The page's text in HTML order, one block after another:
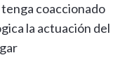
tenga coaccionado
la actuación del